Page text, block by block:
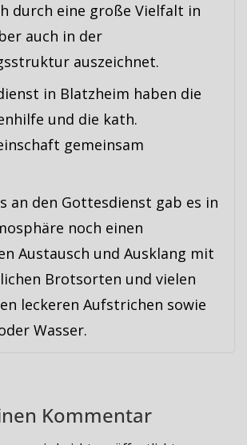
durch eine große Vielfalt in
auch in der
auszeichnet.
in Blatzheim haben die
und die kath.
gemeinsam
an den Gottesdienst gab es in
noch einen
Austausch und Ausklang mit
Brotsorten und vielen
leckeren Aufstrichen sowie
Wasser.
Kommentar